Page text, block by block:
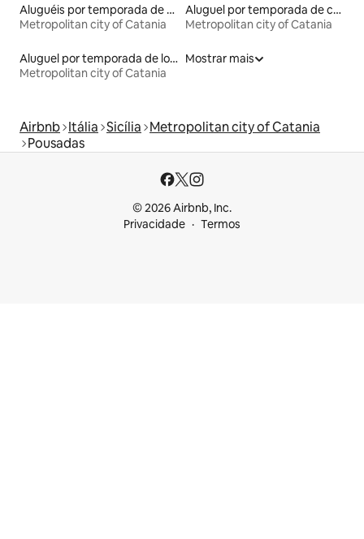
Aluguéis por temporada de acomodações de luxo
Metropolitan city of Catania
Aluguel por temporada de casas de hóspedes
Metropolitan city of Catania
Aluguel por temporada de lofts
Metropolitan city of Catania
Mostrar mais
Airbnb Itália Sicília Metropolitan city of Catania
Pousadas
© 2026 Airbnb, Inc.
Privacidade
Termos